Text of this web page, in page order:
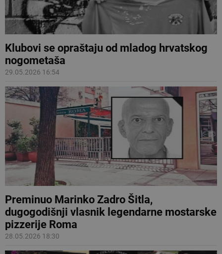
Klubovi se opraštaju od mladog hrvatskog
nogometaša
29.05.2026 16:54
Preminuo Marinko Zadro Šitla,
dugogodišnji vlasnik legendarne mostarske
pizzerije Roma
28.05.2026 18:30